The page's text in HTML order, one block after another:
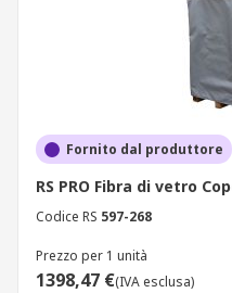
Fornito dal produttore
RS PRO Fibra di vetro
Codice RS 597-268
Prezzo per 1 unità
1398,47 €(IVA esclusa)